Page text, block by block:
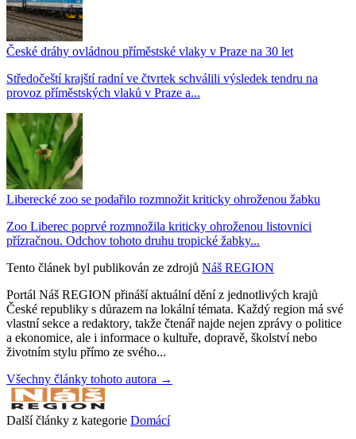
České dráhy ovládnou příměstské vlaky v Praze na 30 let
Středočeští krajští radní ve čtvrtek schválili výsledek tendru na
provoz příměstských vlaků v Praze a...
Liberecké zoo se podařilo rozmnožit kriticky ohroženou žabku
Zoo Liberec poprvé rozmnožila kriticky ohroženou listovnici
přízračnou. Odchov tohoto druhu tropické žabky...
Tento článek byl publikován ze zdrojů Náš REGION
Portál Náš REGION přináší aktuální dění z jednotlivých krajů
České republiky s důrazem na lokální témata. Každý region má své
vlastní sekce a redaktory, takže čtenář najde nejen zprávy o politice
a ekonomice, ale i informace o kultuře, dopravě, školství nebo
životním stylu přímo ze svého...
Všechny články tohoto autora →
Další články z kategorie Domácí